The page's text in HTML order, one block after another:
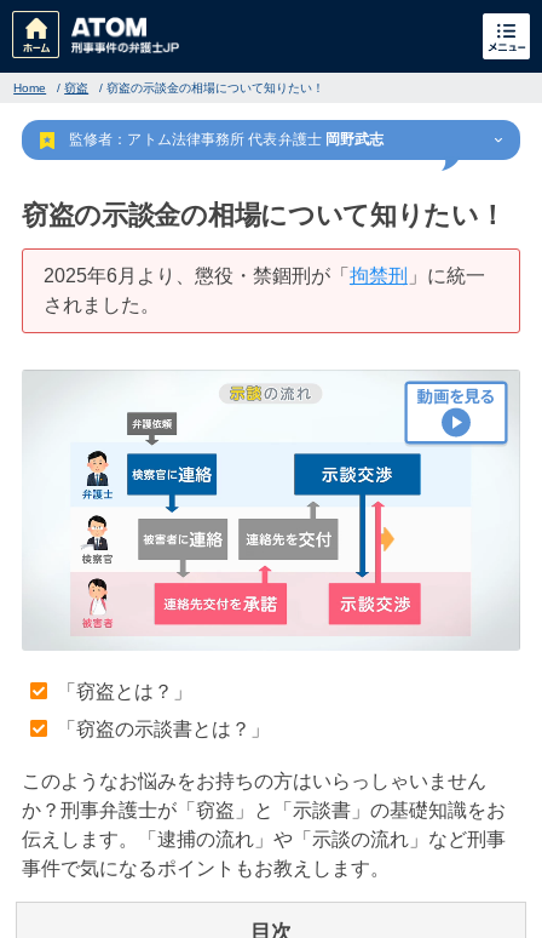
刑事事件でお困りの方
刑事事件の無料相談
家族が逮捕された方はこちら
刑事事件の記事一覧
アトムについて知りたい方
弁護士費用
アクセス
Home /窃盗 /窃盗の示談金の相場について知りたい！
監修者：アトム法律事務所 代表弁護士 岡野武志
窃盗の示談金の相場について知りたい！
2025年6月より、懲役・禁錮刑が「 拘禁刑 」に統一
されました。
「窃盗とは？」
「窃盗の示談書とは？」
このようなお悩みをお持ちの方はいらっしゃいません
か？刑事弁護士が「窃盗」と「示談書」の基礎知識をお
伝えします。「逮捕の流れ」や「示談の流れ」など刑事
事件で気になるポイントもお教えします。
目次